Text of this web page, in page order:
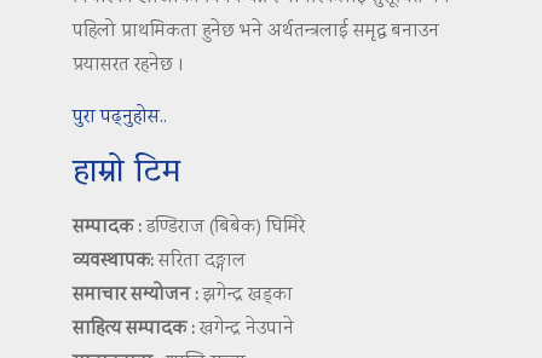
पहिलो प्राथमिकता हुनेछ भने अर्थतन्त्रलाई समृद्ध बनाउन
प्रयासरत रहनेछ ।
पुरा पढ्नुहोस..
हाम्रो टिम
सम्पादक :डण्डिराज (बिबेक) घिमिरे
व्यवस्थापक:सरिता दङ्गाल
समाचार सम्योजन :झगेन्द्र खड्का
साहित्य सम्पादक :खगेन्द्र नेउपाने